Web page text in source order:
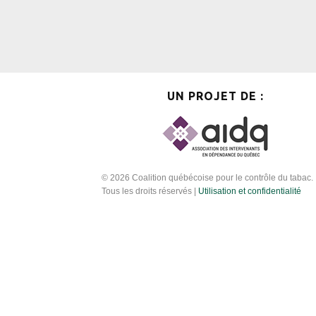
UN PROJET DE :
© 2026 Coalition québécoise pour le contrôle du tabac.
Tous les droits réservés | Utilisation et confidentialité